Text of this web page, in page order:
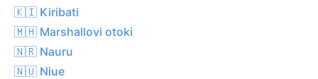
🇰🇮 Kiribati
🇲🇭 Marshallovi otoki
🇳🇷 Nauru
🇳🇺 Niue